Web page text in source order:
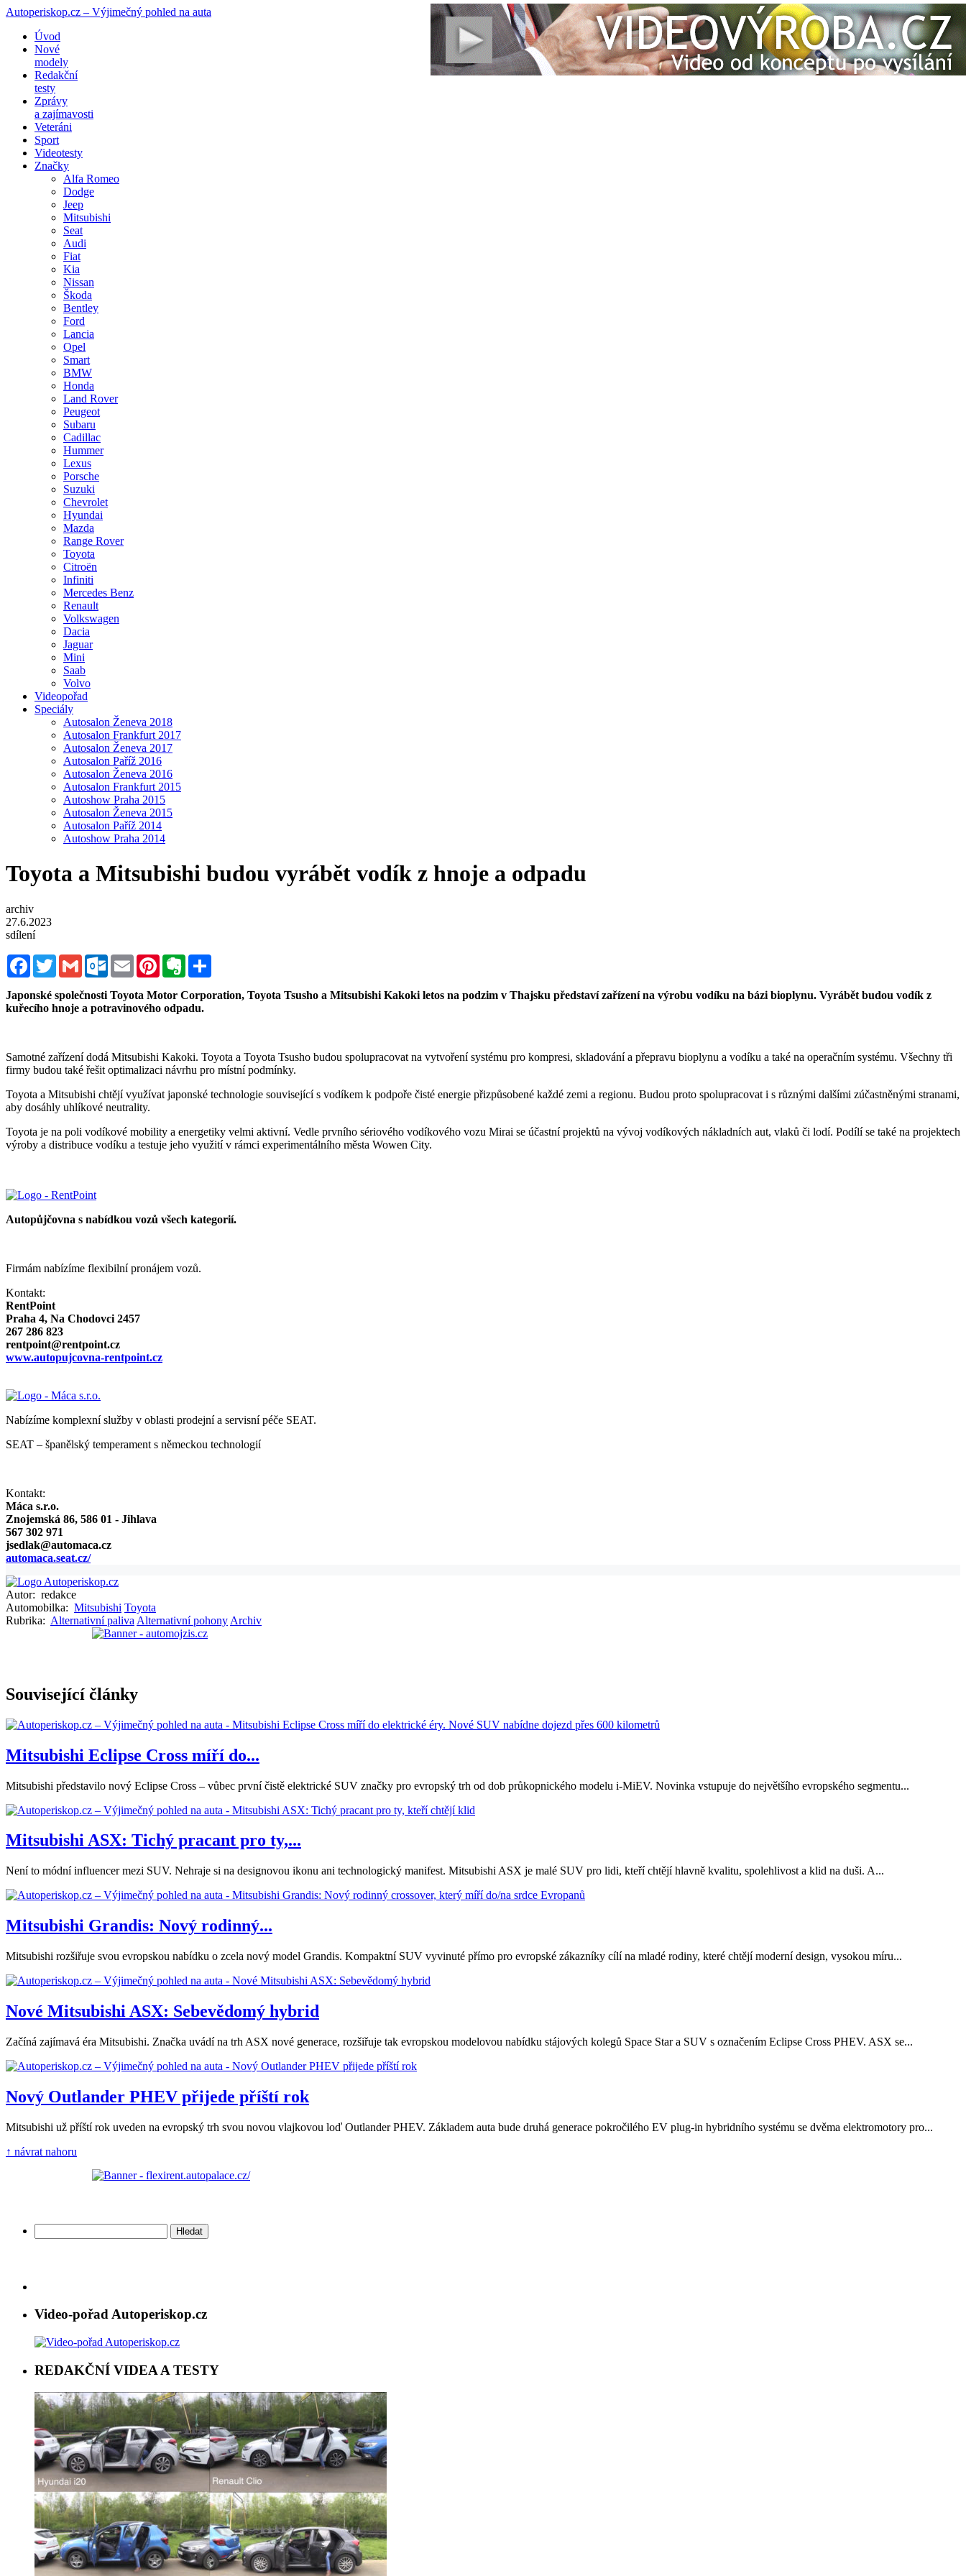
Autoperiskop.cz – Výjimečný pohled na auta
Přejít
obsahu
webu
Úvod
Nové
modely
Redakční
testy
Zprávy
a zajímavosti
Veteráni
Sport
Videotesty
Značky
Alfa Romeo
Dodge
Jeep
Mitsubishi
Seat
Audi
Fiat
Kia
Nissan
Škoda
Bentley
Ford
Lancia
Opel
Smart
BMW
Honda
Land Rover
Peugeot
Subaru
Cadillac
Hummer
Lexus
Porsche
Suzuki
Chevrolet
Hyundai
Mazda
Range Rover
Toyota
Citroën
Infiniti
Mercedes Benz
Renault
Volkswagen
Dacia
Jaguar
Mini
Saab
Volvo
Videopořad
Speciály
Autosalon Ženeva 2018
Autosalon Frankfurt 2017
Autosalon Ženeva 2017
Autosalon Paříž 2016
Autosalon Ženeva 2016
Autosalon Frankfurt 2015
Autoshow Praha 2015
Autosalon Ženeva 2015
Autosalon Paříž 2014
Autoshow Praha 2014
Toyota a Mitsubishi budou vyrábět vodík z hnoje a odpadu
archiv
27.6.2023
sdílení
FacebookTwitterGmail Outlook.com
Email PinterestEvernote
Japonské společnosti Toyota Motor Corporation, Toyota Tsusho a Mitsubishi Kakoki letos na podzim v Thajsku představí zařízení na výrobu vodíku na bázi bioplynu. Vyrábět budou vodík z
kuřecího hnoje a potravinového odpadu.
Samotné zařízení dodá Mitsubishi Kakoki. Toyota a Toyota Tsusho budou spolupracovat na vytvoření systému pro kompresi, skladování a přepravu bioplynu a vodíku a také na operačním systému. Všechny tři
firmy budou také řešit optimalizaci návrhu pro místní podmínky.
Toyota a Mitsubishi chtějí využívat japonské technologie související s vodíkem k podpoře čisté energie přizpůsobené každé zemi a regionu. Budou proto spolupracovat i s různými dalšími zúčastněnými stranami,
aby dosáhly uhlíkové neutrality.
Toyota je na poli vodíkové mobility a energetiky velmi aktivní. Vedle prvního sériového vodíkového vozu Mirai se účastní projektů na vývoj vodíkových nákladních aut, vlaků či lodí. Podílí se také na projektech
výroby a distribuce vodíku a testuje jeho využití v rámci experimentálního města Wowen City.
Autopůjčovna s nabídkou vozů všech kategorií.
Firmám nabízíme flexibilní pronájem vozů.
Kontakt:
RentPoint
Praha 4, Na Chodovci 2457
267 286 823
rentpoint@rentpoint.cz
www.autopujcovna-rentpoint.cz
Nabízíme komplexní služby v oblasti prodejní a servisní péče SEAT.
SEAT – španělský temperament s německou technologií
Kontakt:
Máca s.r.o.
Znojemská 86, 586 01 - Jihlava
567 302 971
jsedlak@automaca.cz
automaca.seat.cz/
Autor: redakce
Automobilka: Mitsubishi Toyota
Rubrika: Alternativní paliva Alternativní pohony Archiv
Související články
Mitsubishi Eclipse Cross míří do...
Mitsubishi představilo nový Eclipse Cross – vůbec první čistě elektrické SUV značky pro evropský trh od dob průkopnického modelu i-MiEV. Novinka vstupuje do největšího evropského segmentu...
Mitsubishi ASX: Tichý pracant pro ty,...
Není to módní influencer mezi SUV. Nehraje si na designovou ikonu ani technologický manifest. Mitsubishi ASX je malé SUV pro lidi, kteří chtějí hlavně kvalitu, spolehlivost a klid na duši. A...
Mitsubishi Grandis: Nový rodinný...
Mitsubishi rozšiřuje svou evropskou nabídku o zcela nový model Grandis. Kompaktní SUV vyvinuté přímo pro evropské zákazníky cílí na mladé rodiny, které chtějí moderní design, vysokou míru...
Nové Mitsubishi ASX: Sebevědomý hybrid
Začíná zajímavá éra Mitsubishi. Značka uvádí na trh ASX nové generace, rozšiřuje tak evropskou modelovou nabídku stájových kolegů Space Star a SUV s označením Eclipse Cross PHEV. ASX se...
Nový Outlander PHEV přijede příští rok
Mitsubishi už příští rok uveden na evropský trh svou novou vlajkovou loď Outlander PHEV. Základem auta bude druhá generace pokročilého EV plug-in hybridního systému se dvěma elektromotory pro...
↑ návrat nahoru
Video-pořad Autoperiskop.cz
REDAKČNÍ VIDEA A TESTY